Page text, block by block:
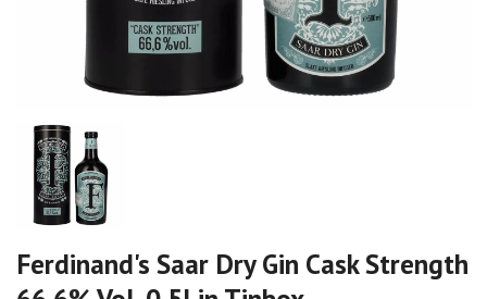
Ferdinand's Saar Dry Gin Cask Strength